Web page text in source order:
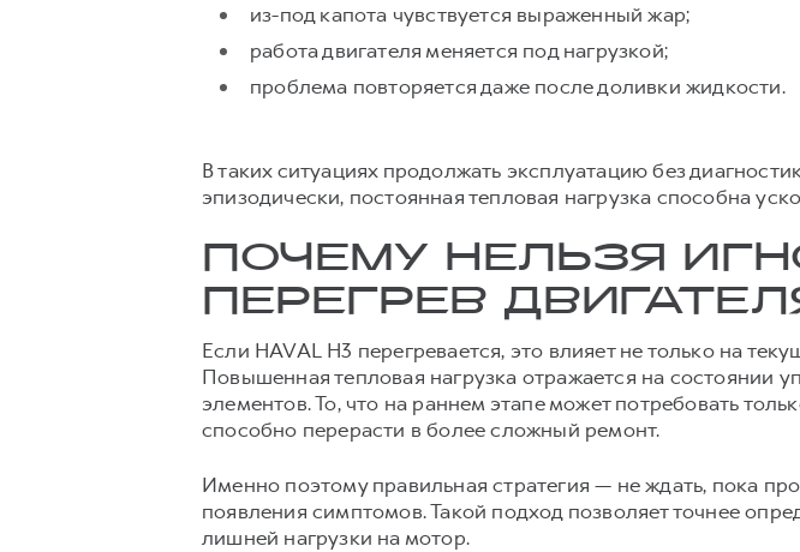
из-под капота чувствуется выраженный жар;
работа двигателя меняется под нагрузкой;
проблема повторяется даже после доливки жидкости.
В таких ситуациях продолжать эксплуатацию без
эпизодически, постоянная тепловая нагрузка способна
ПОЧЕМУ НЕЛЬЗЯ
ПЕРЕГРЕВ
Если HAVAL H3 перегревается, это влияет не только на
Повышенная тепловая нагрузка отражается на состоянии
элементов. То, что на раннем этапе может потребовать
способно перерасти в более сложный ремонт.
Именно поэтому правильная стратегия — не ждать, пока
появления симптомов. Такой подход позволяет точнее
лишней нагрузки на мотор.